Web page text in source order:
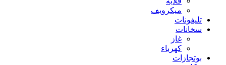
ميكرويف
تليفونات
سخانات
غاز
كهرباء
بوتجازات